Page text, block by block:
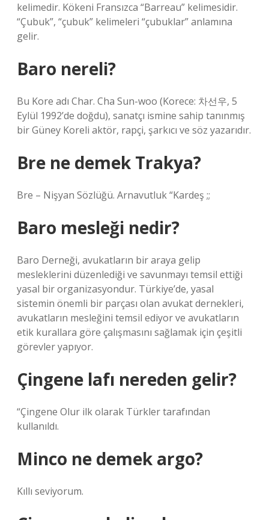
kelimedir. Kökeni Fransızca “Barreau” kelimesidir.
“Çubuk”, “çubuk” kelimeleri “çubuklar” anlamına
gelir.
Baro nereli?
Bu Kore adı Char. Cha Sun-woo (Korece: 차선우, 5
Eylül 1992’de doğdu), sanatçı ismine sahip tanınmış
bir Güney Koreli aktör, rapçi, şarkıcı ve söz yazarıdır.
Bre ne demek Trakya?
Bre – Nişyan Sözlüğü. Arnavutluk “Kardeş ;;
Baro mesleği nedir?
Baro Derneği, avukatların bir araya gelip
mesleklerini düzenlediği ve savunmayı temsil ettiği
yasal bir organizasyondur. Türkiye’de, yasal
sistemin önemli bir parçası olan avukat dernekleri,
avukatların mesleğini temsil ediyor ve avukatların
etik kurallara göre çalışmasını sağlamak için çeşitli
görevler yapıyor.
Çingene lafı nereden gelir?
“Çingene Olur ilk olarak Türkler tarafından
kullanıldı.
Minco ne demek argo?
Kıllı seviyorum.